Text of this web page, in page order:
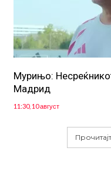
Мурињо:
Мадрид
11:30, 10 август